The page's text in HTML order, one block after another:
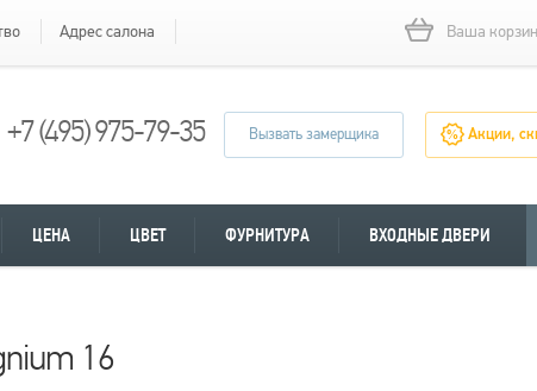
Адрес салона Ваша
+7 (495) 975-79-35 Вызвать замерщика Акции,
ЦЕНА ЦВЕТ ФУРНИТУРА ВХОДНЫЕ ДВЕРИ
16